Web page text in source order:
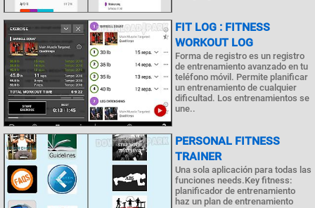
FIT LOG : FITNESS
WORKOUT LOG
Forma de registro es un registro
de entrenamiento avanzado en tu
teléfono móvil. Permite planificar
un entrenamiento de cualquier
dificultad. Los entrenamientos se
une..
PERSONAL FITNESS
TRAINER
Una sola aplicación para todas las
funciones needs.Key fitness:
planificador de entrenamiento
haz un plan de entrenamiento